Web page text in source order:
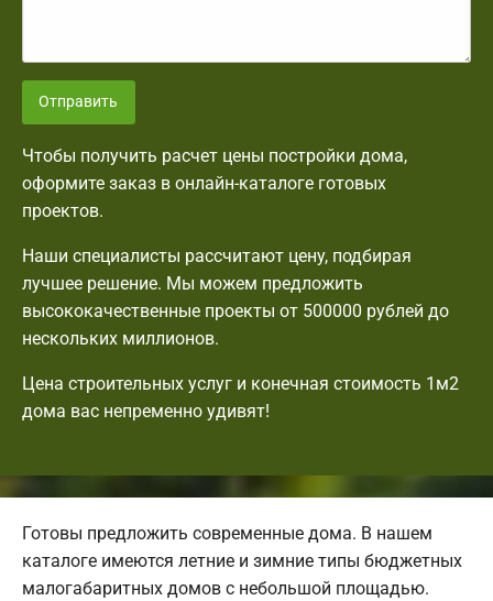
Отправить
Чтобы получить расчет цены постройки дома,
оформите заказ в онлайн-каталоге готовых
проектов.
Наши специалисты рассчитают цену, подбирая
лучшее решение. Мы можем предложить
высококачественные проекты от 500000 рублей до
нескольких миллионов.
Цена строительных услуг и конечная стоимость 1м2
дома вас непременно удивят!
Готовы предложить современные дома. В нашем
каталоге имеются летние и зимние типы бюджетных
малогабаритных домов с небольшой площадью.